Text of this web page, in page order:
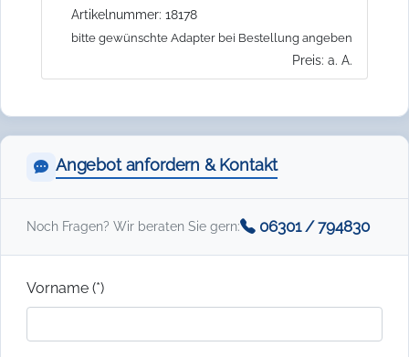
Artikelnummer: 18178
bitte gewünschte Adapter bei Bestellung angeben
Preis: a. A.
Angebot anfordern & Kontakt
Noch Fragen? Wir beraten Sie gern: 06301 / 794830
Vorname (*)